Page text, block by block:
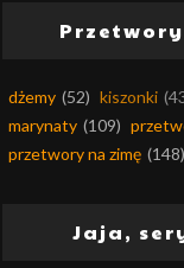
dżemy (52) kiszonki
marynaty (109)
przetwory na zimę (148)
Jaja,